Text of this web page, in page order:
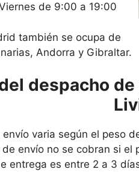
de 9:00 a 19:00
también se ocupa de
Andorra y Gibraltar.
despacho
envío varia según el peso
envío no se cobran si el
entrega es entre 2 a 3